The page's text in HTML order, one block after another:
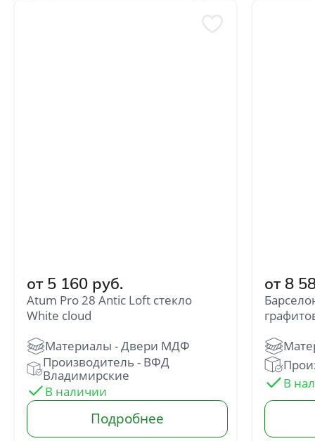
от 5 160 руб.
Atum Pro 28 Antic Loft стекло
White cloud
Производитель - ВФД
Владимирские
от 8